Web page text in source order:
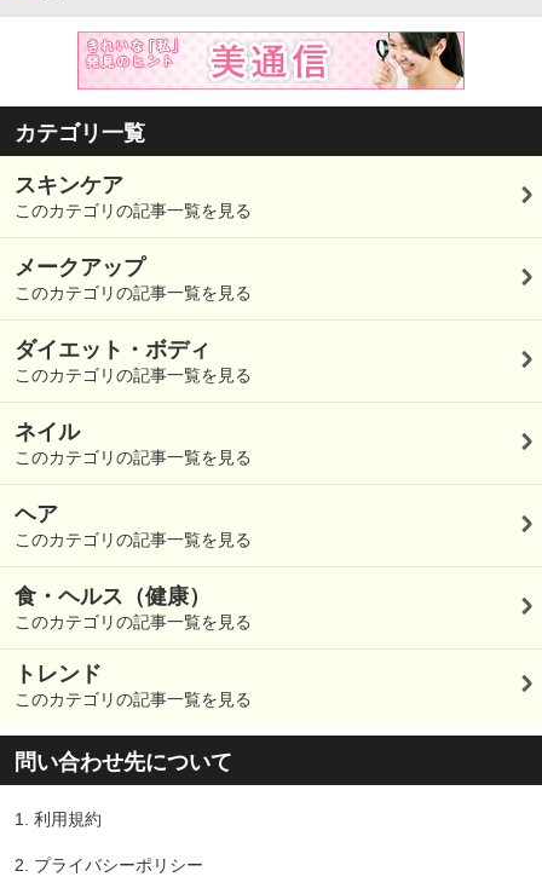
カテゴリ一覧
スキンケア
このカテゴリの記事一覧を見る
メークアップ
このカテゴリの記事一覧を見る
ダイエット・ボディ
このカテゴリの記事一覧を見る
ネイル
このカテゴリの記事一覧を見る
ヘア
このカテゴリの記事一覧を見る
食・ヘルス（健康）
このカテゴリの記事一覧を見る
トレンド
このカテゴリの記事一覧を見る
問い合わせ先について
1. 利用規約
2. プライバシーポリシー